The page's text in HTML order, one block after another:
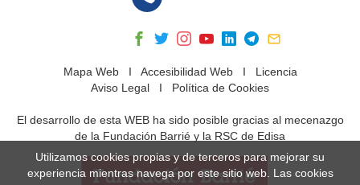
Mapa WebI Accesibilidad WebI Licencia
Aviso Legal I Política de Cookies
El desarrollo de esta WEB ha sido posible gracias al mecenazgo
de la Fundación Barrié y la RSC de Edisa
Utilizamos cookies propias y de terceros para mejorar su
experiencia mientras navega por este sitio web. Las cookies